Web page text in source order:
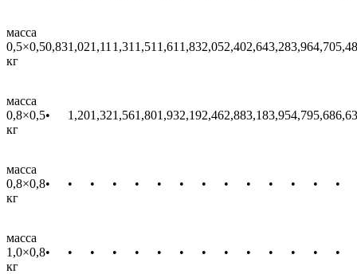
масса
0,5×0,5
кг
0,831,021,11 1,31 1,51 1,61 1,832,052,402,643,283,964,705,48
масса
0,8×0,5
кг
• 1,201,321,561,801,932,192,462,883,183,954,795,686,63
масса
0,8×0,8
кг
• • • • • • • • • • • • • •
масса
1,0×0,8
кг
• • • • • • • • • • • • • •